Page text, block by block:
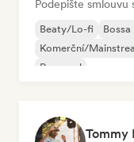
Podepište
Beaty/Lo-fi Bossa
Komerční/
Pop-soul
Tommy